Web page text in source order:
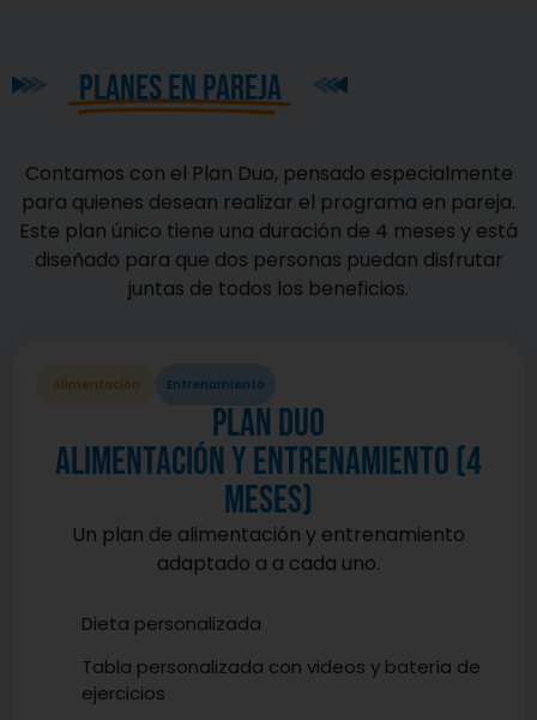
planes en pareja
Alimentación Entrenamiento
Plan duo
Alimentación y entrenamiento (4
meses)
Un plan de alimentación y entrenamiento
adaptado a a cada uno.
Dieta personalizada
Tabla personalizada con videos y batería de
ejercicios
Contamos con el Plan Duo, pensado especialmente
para quienes desean realizar el programa en pareja.
Este plan único tiene una duración de 4 meses y está
diseñado para que dos personas puedan disfrutar
juntas de todos los beneficios.